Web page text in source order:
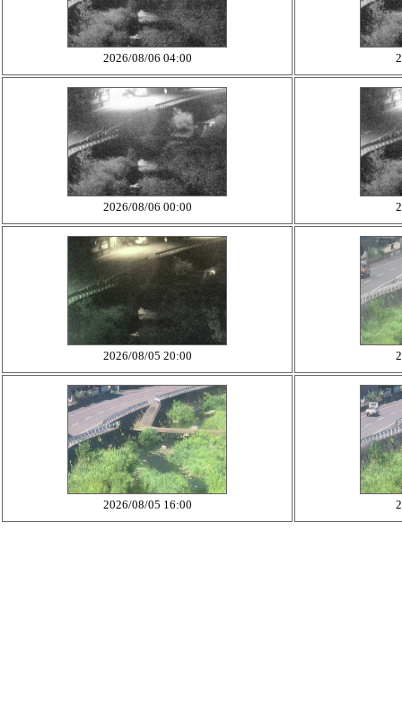
2026/08/06 04:00
2026/08/06 00:00
2026/08/05 20:00
2026/08/05 16:00